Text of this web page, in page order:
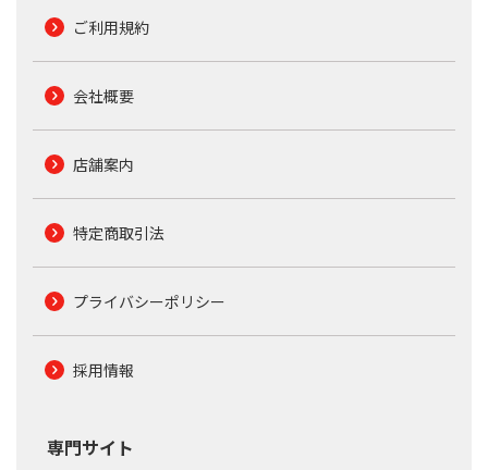
ご利用規約
会社概要
店舗案内
特定商取引法
プライバシーポリシー
採用情報
専門サイト